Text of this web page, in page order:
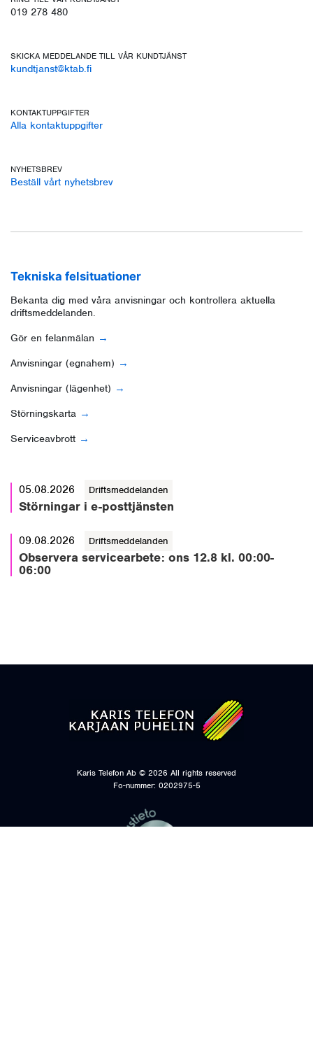
019 278 480
SKICKA MEDDELANDE TILL VÅR KUNDTJÄNST
kundtjanst@ktab.fi
KONTAKTUPPGIFTER
Alla kontaktuppgifter
NYHETSBREV
Beställ vårt nyhetsbrev
Tekniska felsituationer
Bekanta dig med våra anvisningar och kontrollera aktuella
driftsmeddelanden.
Gör en felanmälan
Anvisningar (egnahem)
Anvisningar (lägenhet)
Störningskarta
Serviceavbrott
05.08.2026 Driftsmeddelanden
Störningar i e-posttjänsten
09.08.2026 Driftsmeddelanden
Observera servicearbete: ons 12.8 kl. 00:00-
06:00
Karis Telefon Ab © 2026 All rights reserved
Fo-nummer: 0202975-5